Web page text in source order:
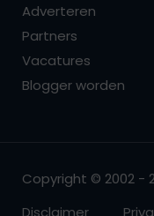
Adverteren
Partners
Vacatures
Blogger worden
Copyright © 2002 -
Disclaimer